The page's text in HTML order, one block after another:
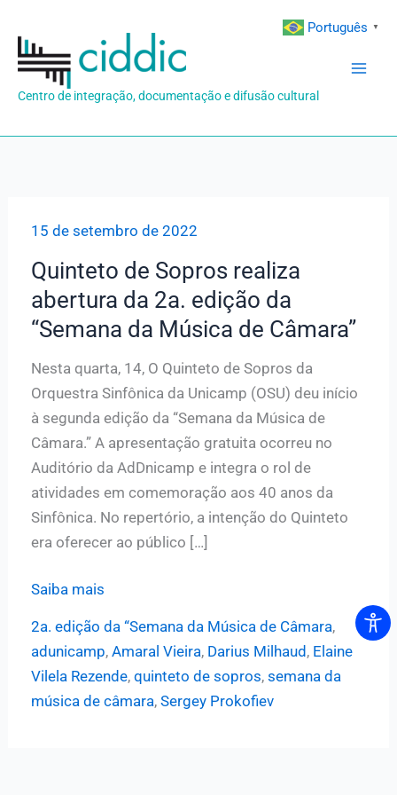
para
conteúdo
Centro de integração, documentação e difusão cultural
15 de setembro de 2022
Quinteto de Sopros realiza
abertura da 2a. edição da
“Semana da Música de Câmara”
Nesta quarta, 14, O Quinteto de Sopros da
Orquestra Sinfônica da Unicamp (OSU) deu início
à segunda edição da “Semana da Música de
Câmara.” A apresentação gratuita ocorreu no
Auditório da AdDnicamp e integra o rol de
atividades em comemoração aos 40 anos da
Sinfônica. No repertório, a intenção do Quinteto
era oferecer ao público […]
Quinteto
Sopros
Saiba mais
2a. edição da “Semana da Música de Câmara,
adunicamp, Amaral Vieira, Darius Milhaud, Elaine
Vilela Rezende, quinteto de sopros, semana da
música de câmara, Sergey Prokofiev
Português ▼